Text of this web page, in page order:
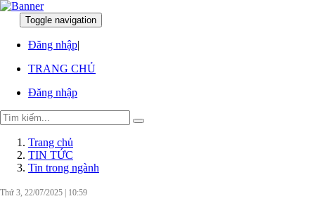
Toggle navigation
Đăng nhập|
TRANG CHỦ
Đăng nhập
Trang chủ
TIN TỨC
Tin trong ngành
Thứ 3, 22/07/2025
10:59